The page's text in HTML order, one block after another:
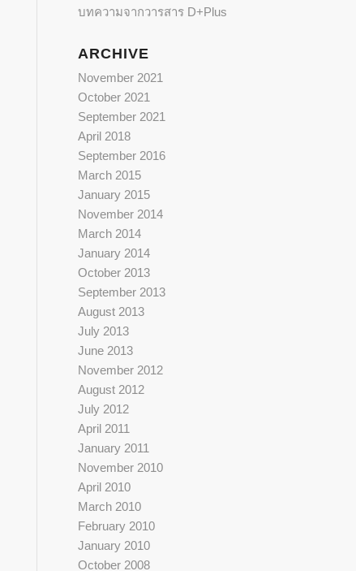
บทความจากวารสาร D+Plus
ARCHIVE
November 2021
October 2021
September 2021
April 2018
September 2016
March 2015
January 2015
November 2014
March 2014
January 2014
October 2013
September 2013
August 2013
July 2013
June 2013
November 2012
August 2012
July 2012
April 2011
January 2011
November 2010
April 2010
March 2010
February 2010
January 2010
October 2008